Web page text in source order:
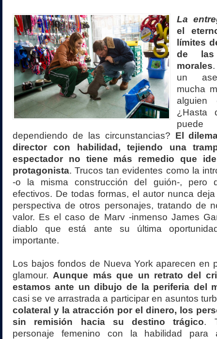
La
el
límites
de las
morales
un
mucha
¿Hasta
dependiendo de las circunstancias? El
director con habilidad, tejiendo una
espectador no tiene más remedio que
protagonista. Trucos tan evidentes como la
-o la misma construcción del guión-, pero
efectivos. De todas formas, el autor nunca
perspectiva de otros personajes, tratando de
valor. Es el caso de Marv -inmenso James
diablo que está ante su última
importante.
Los bajos fondos de Nueva York aparecen en
glamour. Aunque más que un retrato del
estamos ante un dibujo de la periferia del
casi se ve arrastrada a participar en asuntos
colateral y la atracción por el dinero, los
sin remisión hacia su destino trágico.
personaje femenino con la habilidad para